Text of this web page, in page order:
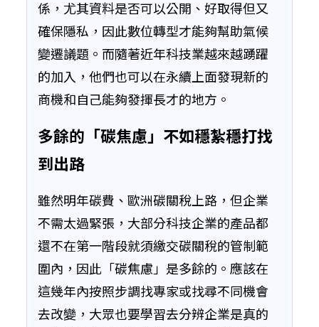
係，尤其資料是否可以公開、好取得但又
確保隱私，因此數位轉型才能夠幫助氣候
變遷議題。而隨著近年科技業越來越踴躍
的加入，他們也可以在永續上面發現新的
商機和自己能夠發揮長才的地方。
多餘的「碳焦慮」不如穩紮穩打找
到出路
雖然明年碳費、歐洲碳關稅上路，但企業
不需太過緊張，大部分科技企業的產品都
還不在第一階段就須繳交碳關稅的管制範
圍內，因此「碳焦慮」是多餘的。應該在
這幾年內按照步調找專家或找尋不同機會
去改變，大眾也要學習去分辨企業是真的